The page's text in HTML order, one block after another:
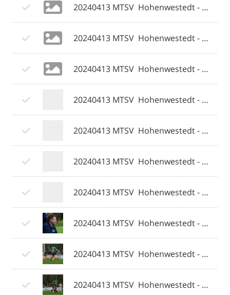
20240413 MTSV  Hohenwestedt - Weiche Flensburg 08 II 061 © 2024 Olaf Wegerich.jpg
20240413 MTSV  Hohenwestedt - Weiche Flensburg 08 II 062 © 2024 Olaf Wegerich.jpg
20240413 MTSV  Hohenwestedt - Weiche Flensburg 08 II 063 © 2024 Olaf Wegerich.jpg
20240413 MTSV  Hohenwestedt - Weiche Flensburg 08 II 064 © 2024 Olaf Wegerich.jpg
20240413 MTSV  Hohenwestedt - Weiche Flensburg 08 II 065 © 2024 Olaf Wegerich.jpg
20240413 MTSV  Hohenwestedt - Weiche Flensburg 08 II 066 © 2024 Olaf Wegerich.jpg
20240413 MTSV  Hohenwestedt - Weiche Flensburg 08 II 067 © 2024 Olaf Wegerich.jpg
20240413 MTSV  Hohenwestedt - Weiche Flensburg 08 II 068 © 2024 Olaf Wegerich.jpg
20240413 MTSV  Hohenwestedt - Weiche Flensburg 08 II 069 © 2024 Olaf Wegerich.jpg
20240413 MTSV  Hohenwestedt - Weiche Flensburg 08 II 070 © 2024 Olaf Wegerich.jpg